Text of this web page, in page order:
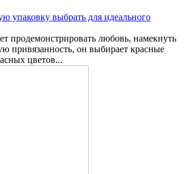
упаковку выбрать для идеального
продемонстрировать любовь, намекнуть
привязанность, он выбирает красные
цветов...